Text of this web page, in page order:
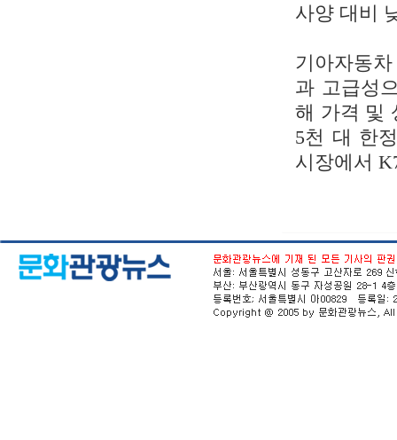
사양 대비
기아자동
과 고급성
해 가격 및
5천 대 한
시장에서